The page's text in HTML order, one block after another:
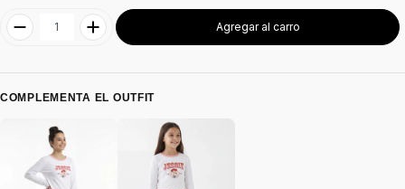
Agregar al carro
COMPLEMENTA EL OUTFIT